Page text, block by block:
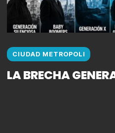
CIUDAD METROPOLI
LA BRECHA